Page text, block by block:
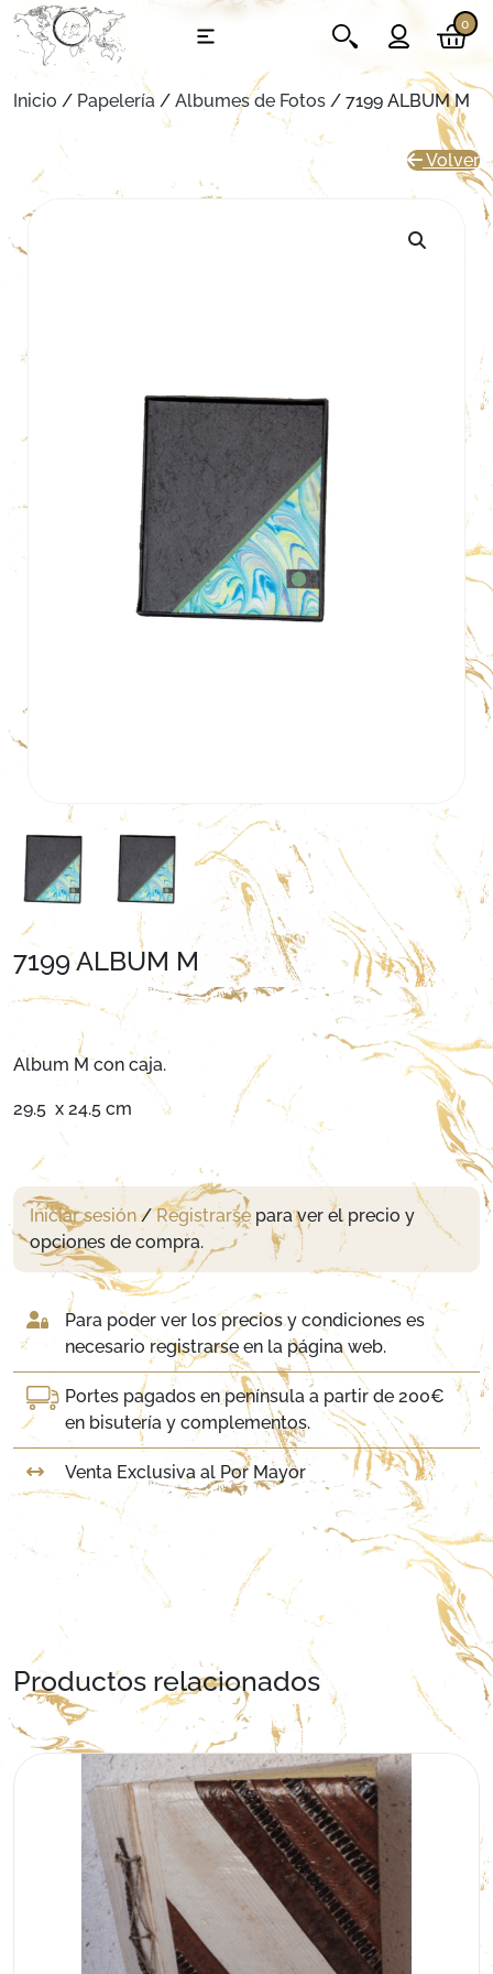
0
Inicio / Papelería / Albumes de Fotos / 7199 ALBUM M
Volver
7199 ALBUM M
Album M con caja.
29.5 x 24.5 cm
Iniciar sesión/Registrarse para ver el precio y
opciones de compra.
Para poder ver los precios y condiciones es
necesario registrarse en la página web.
Portes pagados en península a partir de 200€
en bisutería y complementos.
Venta Exclusiva al Por Mayor
Productos relacionados